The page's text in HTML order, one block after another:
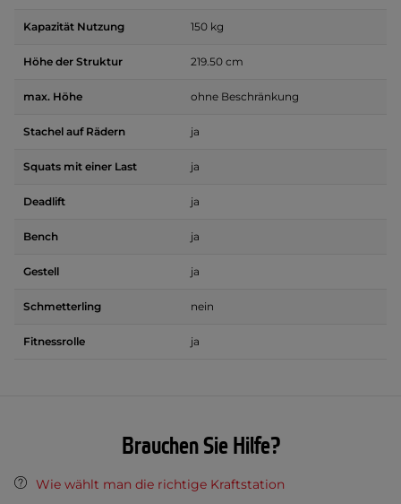
Kapazität Nutzung 150 kg
Höhe der Struktur 219.50 cm
max. Höhe ohne Beschränkung
Stachel auf Rädern ja
Squats mit einer Last ja
Deadlift ja
Bench ja
Gestell ja
Schmetterling nein
Fitnessrolle ja
Brauchen Sie Hilfe?
Wie wählt man die richtige Kraftstation